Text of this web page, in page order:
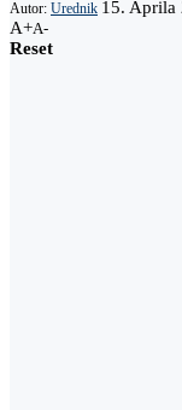
Autor: Urednik 15. Aprila
A+A-
Reset